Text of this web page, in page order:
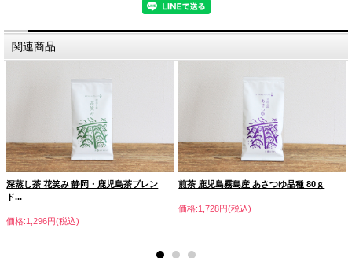
関連商品
深蒸し茶 花笑み 静岡・鹿児島茶ブレン
ド...
価格:1,296円(税込)
煎茶 鹿児島霧島産 あさつゆ品種 80ｇ
価格:1,728円(税込)